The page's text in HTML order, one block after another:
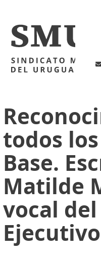
todos
Base.
Matilde
vocal del
Ejecutivo